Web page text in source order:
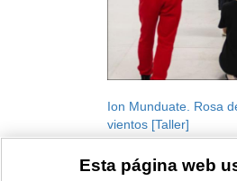
Ion Munduate. Rosa
vientos [Taller]
Taller
Esta página web